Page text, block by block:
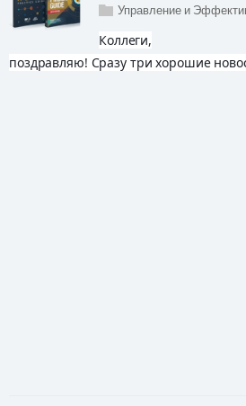
Управление и
Коллеги,
поздравляю! Сразу три хорошие